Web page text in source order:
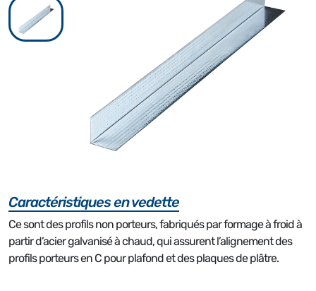
Caractéristiques en vedette
Ce sont des profils non porteurs, fabriqués par formage à froid à
partir d’acier galvanisé à chaud, qui assurent l’alignement des
profils porteurs en C pour plafond et des plaques de plâtre.